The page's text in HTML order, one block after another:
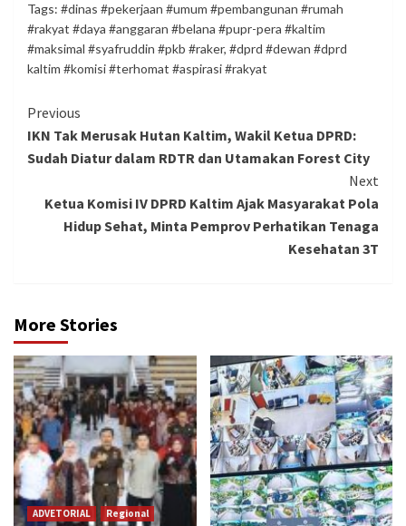
Tags: #dinas #pekerjaan #umum #pembangunan #rumah
#rakyat #daya #anggaran #belana #pupr-pera #kaltim
#maksimal #syafruddin #pkb #raker, #dprd #dewan #dprd
kaltim #komisi #terhomat #aspirasi #rakyat
Continue
Reading
Previous
IKN Tak Merusak Hutan Kaltim, Wakil Ketua DPRD:
Sudah Diatur dalam RDTR dan Utamakan Forest City
Next
Ketua Komisi IV DPRD Kaltim Ajak Masyarakat Pola
Hidup Sehat, Minta Pemprov Perhatikan Tenaga
Kesehatan 3T
More Stories
ADVETORIAL
Regional